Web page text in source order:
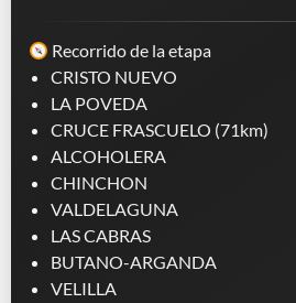
Recorrido de la etapa
CRISTO NUEVO
LA POVEDA
CRUCE FRASCUELO (71km)
ALCOHOLERA
CHINCHON
VALDELAGUNA
LAS CABRAS
BUTANO-ARGANDA
VELILLA